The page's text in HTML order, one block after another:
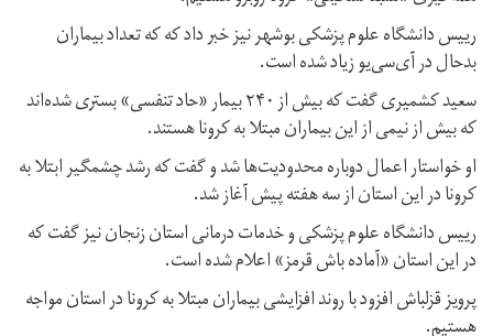
رییس دانشگاه علوم پزشکی بوشهر نیز خبر داد که که تعداد بیماران
بدحال در آی‌سی‌یو زیاد شده است.
سعید کشمیری گفت که بیش از ۲۴۰ بیمار «حاد تنفسی» بستری شده‌اند
که بیش از نیمی از این بیماران مبتلا به کرونا هستند.
او خواستار اعمال دوباره محدودیت‌ها شد و گفت که رشد چشمگیر ابتلا به
کرونا در این استان از سه هفته پیش آغاز شد.
رییس دانشگاه علوم پزشکی و خدمات درمانی استان زنجان نیز گفت که
در این استان «آماده باش قرمز» اعلام شده است.
پرویز قزلباش افزود با روند افزایشی بیماران مبتلا به کرونا در استان مواجه